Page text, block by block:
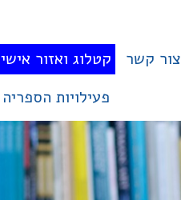
צור קשר
קטלוג ואזור אישי
פעילויות הספריה